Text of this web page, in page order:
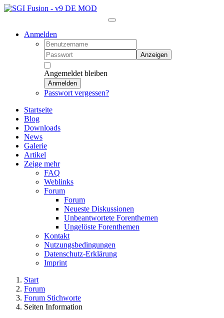
Anmelden
Anzeigen
Angemeldet bleiben
Anmelden
Passwort vergessen?
Startseite
Blog
Downloads
News
Galerie
Artikel
Zeige mehr
FAQ
Weblinks
Forum
Forum
Neueste Diskussionen
Unbeantwortete Forenthemen
Ungelöste Forenthemen
Kontakt
Nutzungsbedingungen
Datenschutz-Erklärung
Imprint
Start
Forum
Forum Stichworte
Seiten Information